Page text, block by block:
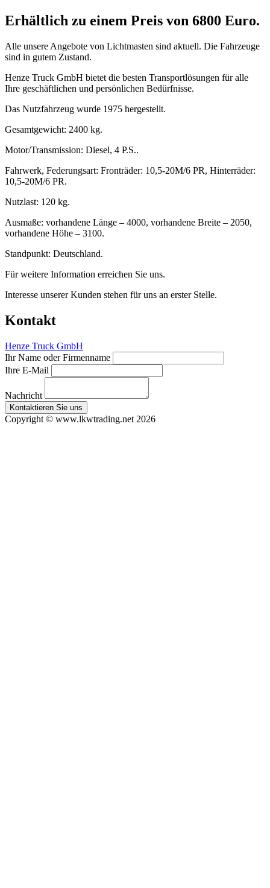
Erhältlich zu einem Preis von 6800 Euro.
Alle unsere Angebote von Lichtmasten sind aktuell. Die Fahrzeuge
sind in gutem Zustand.
Henze Truck GmbH bietet die besten Transportlösungen für alle
Ihre geschäftlichen und persönlichen Bedürfnisse.
Das Nutzfahrzeug wurde 1975 hergestellt.
Gesamtgewicht: 2400 kg.
Motor/Transmission: Diesel, 4 P.S..
Fahrwerk, Federungsart: Fronträder: 10,5-20M/6 PR, Hinterräder:
10,5-20M/6 PR.
Nutzlast: 120 kg.
Ausmaße: vorhandene Länge – 4000, vorhandene Breite – 2050,
vorhandene Höhe – 3100.
Standpunkt: Deutschland.
Für weitere Information erreichen Sie uns.
Interesse unserer Kunden stehen für uns an erster Stelle.
Kontakt
Henze Truck GmbH
Ihr Name oder Firmenname
Ihre E-Mail
Nachricht
Copyright © www.lkwtrading.net 2026